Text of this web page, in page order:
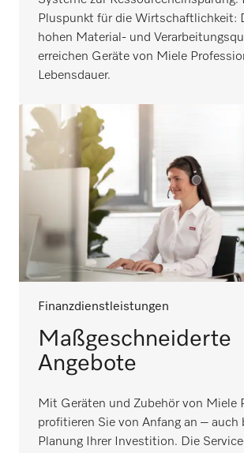
Pluspunkt für die Wirtschaftlichkeit:
hohen Material- und
erreichen Geräte von Miele
Lebensdauer.
Finanzdienstleistungen
Maßgeschneiderte
Angebote
Mit Geräten und Zubehör von Miele
profitieren Sie von Anfang an – auch
Planung Ihrer Investition. Die